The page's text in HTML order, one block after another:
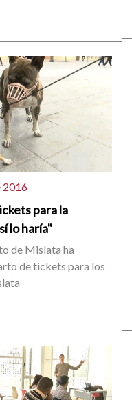
2016
para la
lo haría"
de Mislata ha
de tickets para los